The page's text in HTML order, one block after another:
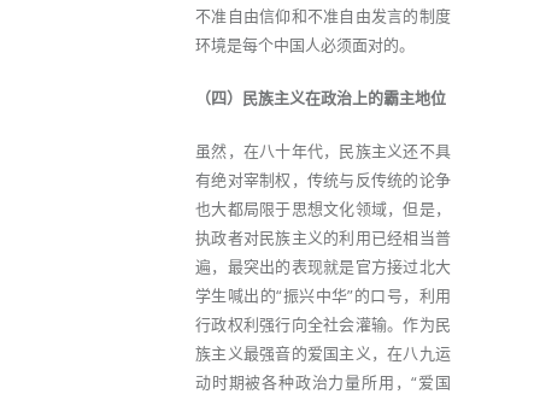
不准自由信仰和不准自由发言的制度
环境是每个中国人必须面对的。
（四）民族主义在政治上的霸主地位
虽然，在八十年代，民族主义还不具
有绝对宰制权，传统与反传统的论争
也大都局限于思想文化领域，但是，
执政者对民族主义的利用已经相当普
遍，最突出的表现就是官方接过北大
学生喊出的“振兴中华”的口号，利用
行政权利强行向全社会灌输。作为民
族主义最强音的爱国主义，在八九运
动时期被各种政治力量所用，“爱国